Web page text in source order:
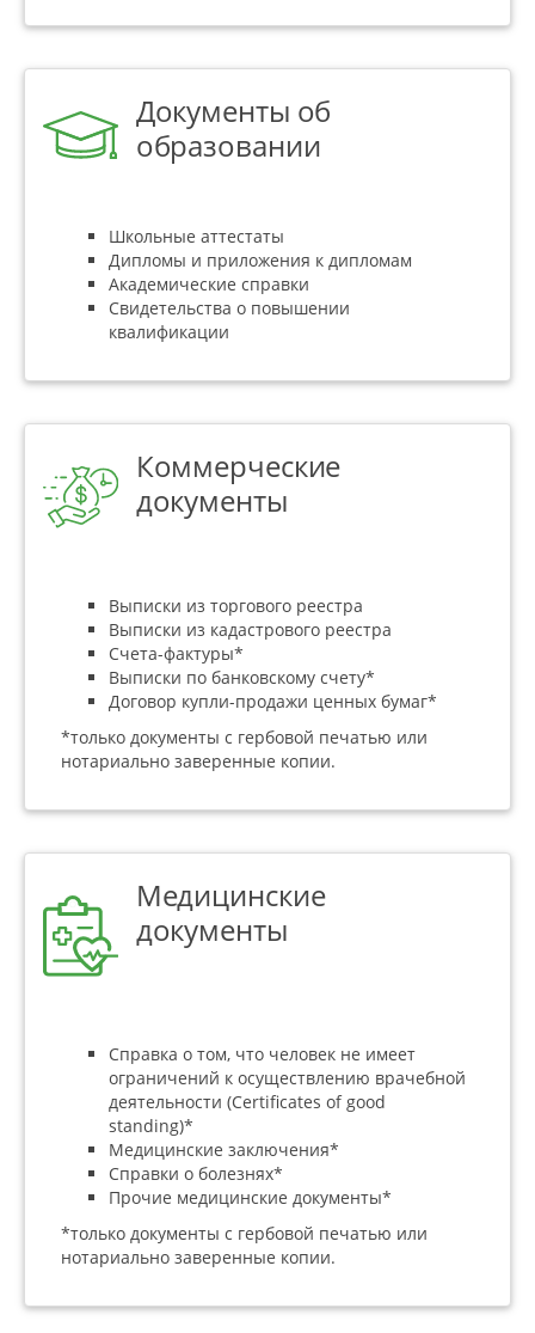
Документы об
образовании
Школьные аттестаты
Дипломы и приложения к дипломам
Академические справки
Свидетельства о повышении
квалификации
Коммерческие
документы
Выписки из торгового реестра
Выписки из кадастрового реестра
Счета-фактуры*
Выписки по банковскому счету*
Договор купли-продажи ценных бумаг*
*только документы с гербовой печатью или
нотариально заверенные копии.
Медицинские
документы
Справка о том, что человек не имеет
ограничений к осуществлению врачебной
деятельности (Certificates of good
standing)*
Медицинские заключения*
Справки о болезнях*
Прочие медицинские документы*
*только документы с гербовой печатью или
нотариально заверенные копии.